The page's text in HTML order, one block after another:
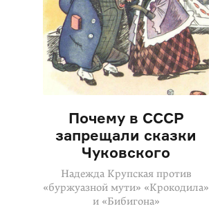
Почему в СССР
запрещали сказки
Чуковского
Надежда Крупская против
«буржуазной мути» «Крокодила»
и «Бибигона»